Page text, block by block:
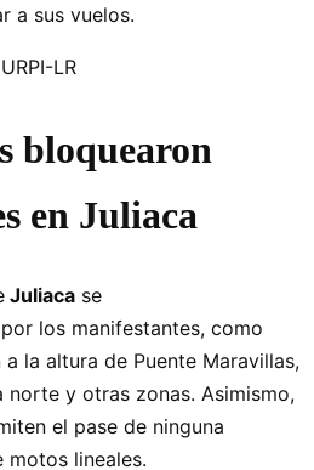
a sus vuelos.
LR
bloquearon
en Juliaca
Juliaca se
los manifestantes, como
la altura de Puente Maravillas,
norte y otras zonas. Asimismo,
el pase de ninguna
motos lineales.